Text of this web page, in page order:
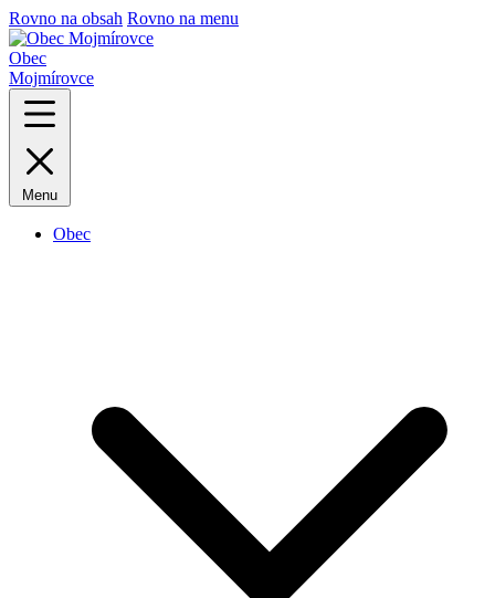
Rovno na obsah Rovno na menu
Obec
Mojmírovce
Menu
Obec